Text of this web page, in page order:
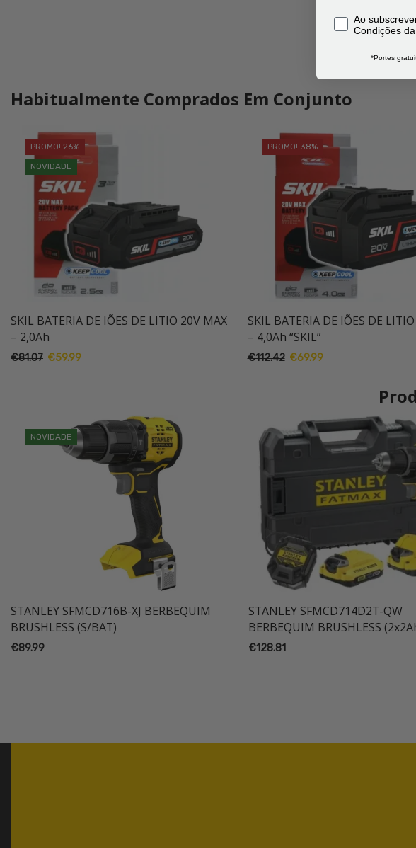
Habitualmente Comprados Em Conjunto
PROMO! 26%
NOVIDADE
SKIL BATERIA DE IÕES DE LITIO 20V MAX
– 2,0Ah
€81.07 O€59.99O
PROMO! 38%
SKIL BATERIA DE IÕES DE
– 4,0Ah “SKIL”
€112.42 O€69.99O
€69.99.
NOVIDADE
STANLEY SFMCD716B-XJ BERBEQUIM
BRUSHLESS (S/BAT)
€89.99
STANLEY SFMCD714D2T-QW
BERBEQUIM BRUSHLESS
€128.81
Ao
Condições
*Portes